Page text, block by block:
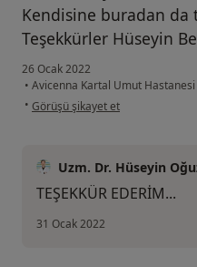
Kendisine buradan da
Teşekkürler Hüseyin
26 Ocak 2022
• Avicenna Kartal Umut Hastanesi
• kullanıcının görüşüne göre er...z
Görüşü şikayet et
Uzm. Dr. Hüseyin
TEŞEKKÜR EDERİM...
31 Ocak 2022